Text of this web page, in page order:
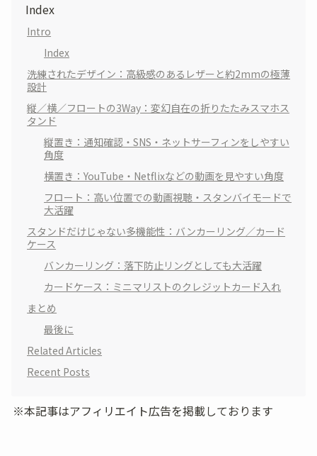
Index
Intro
Index
洗練されたデザイン：高級感のあるレザーと約2mmの極薄
設計
縦／横／フロートの3Way：変幻自在の折りたたみスマホス
タンド
縦置き：通知確認・SNS・ネットサーフィンをしやすい
角度
横置き：YouTube・Netflixなどの動画を見やすい角度
フロート：高い位置での動画視聴・スタンバイモードで
大活躍
スタンドだけじゃない多機能性：バンカーリング／カード
ケース
バンカーリング：落下防止リングとしても大活躍
カードケース：ミニマリストのクレジットカード入れ
まとめ
最後に
Related Articles
Recent Posts
※本記事はアフィリエイト広告を掲載しております